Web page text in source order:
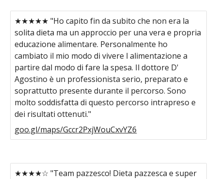
★★★★★ "Ho capito fin da subito che non era la
solita dieta ma un approccio per una vera e propria
educazione alimentare. Personalmente ho
cambiato il mio modo di vivere l alimentazione a
partire dal modo di fare la spesa. Il dottore D'
Agostino è un professionista serio, preparato e
soprattutto presente durante il percorso. Sono
molto soddisfatta di questo percorso intrapreso e
dei risultati ottenuti."
goo.gl/maps/Gccr2PxjWouCxvYZ6
★★★★☆ "Team pazzesco! Dieta pazzesca e super